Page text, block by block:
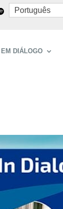
Português
EM DIÁLOGO